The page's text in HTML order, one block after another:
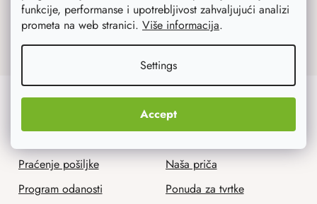
funkcije, performanse i upotrebljivost zahvaljujući analizi
prometa na web stranici. Više informacija.
Settings
Accept
Upisom emaila slažete se s uvjetimazaštite
Korisnička služba
Praćenje pošiljke
Program odanosti
Mi smo AtmoWood.hr
Naša priča
Ponuda za tvrtke